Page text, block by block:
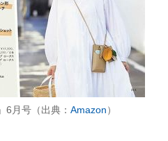
6月号（出典： Amazon）